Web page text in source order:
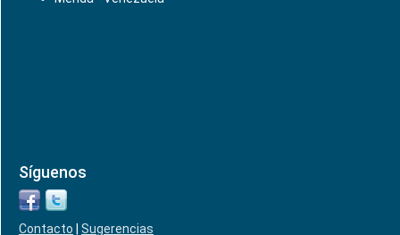
Síguenos
Contacto Sugerencias